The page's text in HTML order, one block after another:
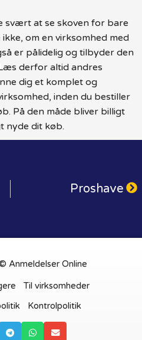
svært at se skoven for bare
om en virksomhed med
er pålidelig og tilbyder den
derfor altid andres
dig et komplet og
inden du bestiller
På den måde bliver billigt
nyde dit køb.
Proshave
Anmeldelser Online
Til virksomheder
Kontrolpolitik